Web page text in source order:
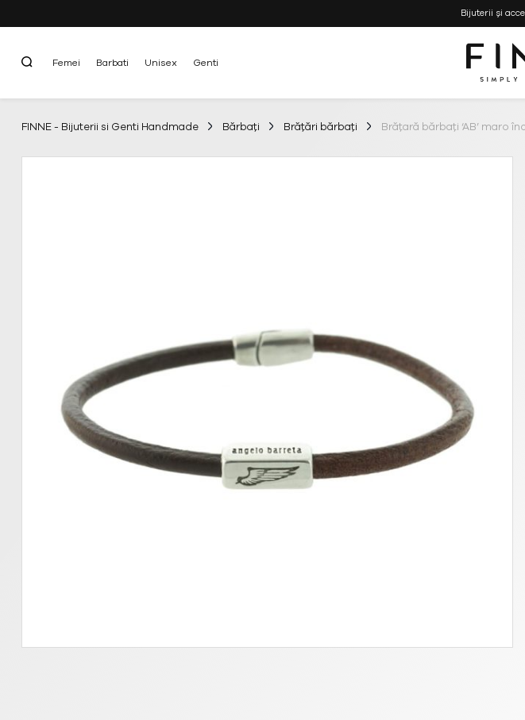
Bijuterii și
Femei Barbati Unisex Genti
FINNE - Bijuterii si Genti Handmade Bărbați Brățări bărbați Brățară bărbați ‘AB’ maro